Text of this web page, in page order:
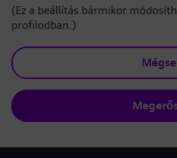
(Ez a beállítás bármikor
profilodban.)
Mégse